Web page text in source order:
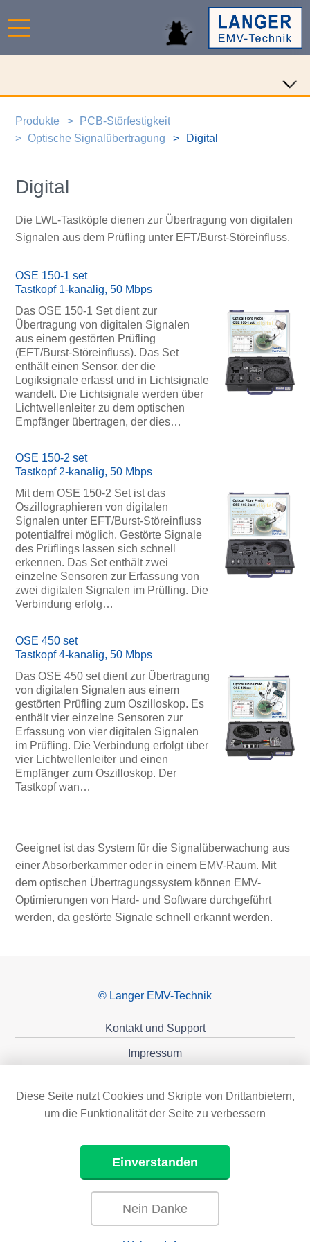
Produkte
PCB-Störfestigkeit
Optische Signalübertragung
Digital
Digital
Die LWL-Tastköpfe dienen zur Übertragung von digitalen
Signalen aus dem Prüfling unter EFT/Burst-Störeinfluss.
OSE 150-1 set
Tastkopf 1-kanalig, 50 Mbps
Das OSE 150-1 Set dient zur
Übertragung von digitalen Signalen
aus einem gestörten Prüfling
(EFT/Burst-Störeinfluss). Das Set
enthält einen Sensor, der die
Logiksignale erfasst und in Lichtsignale
wandelt. Die Lichtsignale werden über
Lichtwellenleiter zu dem optischen
Empfänger übertragen, der dies…
OSE 150-2 set
Tastkopf 2-kanalig, 50 Mbps
Mit dem OSE 150-2 Set ist das
Oszillographieren von digitalen
Signalen unter EFT/Burst-Störeinfluss
potentialfrei möglich. Gestörte Signale
des Prüflings lassen sich schnell
erkennen. Das Set enthält zwei
einzelne Sensoren zur Erfassung von
zwei digitalen Signalen im Prüfling. Die
Verbindung erfolg…
OSE 450 set
Tastkopf 4-kanalig, 50 Mbps
Das OSE 450 set dient zur Übertragung
von digitalen Signalen aus einem
gestörten Prüfling zum Oszilloskop. Es
enthält vier einzelne Sensoren zur
Erfassung von vier digitalen Signalen
im Prüfling. Die Verbindung erfolgt über
vier Lichtwellenleiter und einen
Empfänger zum Oszilloskop. Der
Tastkopf wan…
Geeignet ist das System für die Signalüberwachung aus
einer Absorberkammer oder in einem EMV-Raum. Mit
dem optischen Übertragungssystem können EMV-
Optimierungen von Hard- und Software durchgeführt
werden, da gestörte Signale schnell erkannt werden.
© Langer EMV-Technik
Kontakt und Support
Impressum
Diese Seite nutzt Cookies und Skripte von Drittanbietern,
um die Funktionalität der Seite zu verbessern
Einverstanden
Nein Danke